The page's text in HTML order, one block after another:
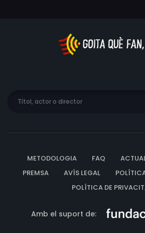
METODOLOGIA FAQ
PREMSA
AVÍS LEGAL
POLÍTICA DE
Amb el suport de: